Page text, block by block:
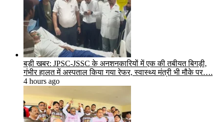
बड़ी खबर: JPSC-JSSC के अनशनकारियों में एक की तबीयत बिगड़ी,
गंभीर हालत में अस्पताल किया गया रेफर, स्वास्थ्य मंत्री भी मौके पर….
4 hours ago